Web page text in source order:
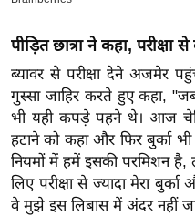
सा
ल
बे
मि
सा
ल
पीड़ित छात्रा ने कहा,
ब्यावर से परीक्षा देने अजमेर
गुस्सा जाहिर करते हुए कहा,
भी यही कपड़े पहने थे। आज
हटाने को कहा और फिर बुर्का
नियमों में हमें इसकी परमिशन
लिए परीक्षा से ज्यादा मेरा
वे मुझे इस लिबास में अंदर नहीं